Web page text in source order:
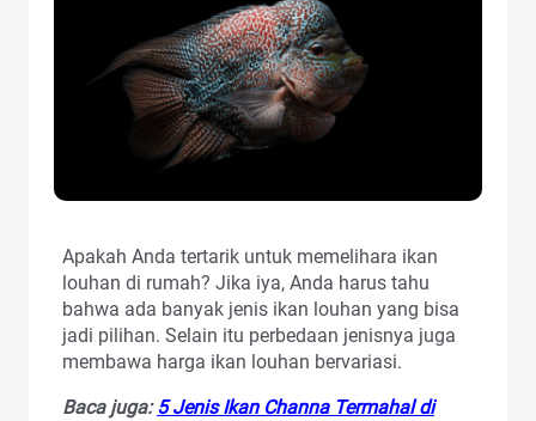
Apakah Anda tertarik untuk memelihara ikan
louhan di rumah? Jika iya, Anda harus tahu
bahwa ada banyak jenis ikan louhan yang bisa
jadi pilihan. Selain itu perbedaan jenisnya juga
membawa harga ikan louhan bervariasi.
Baca juga: 5 Jenis Ikan Channa Termahal di